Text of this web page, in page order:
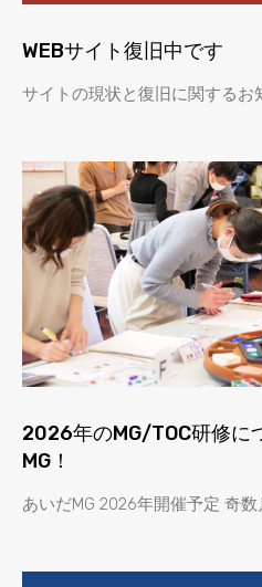
WEBサイト復旧中です
サイトの現状と復旧に関するお
2026年のMG/TOC研修に
MG！
あいだMG 2026年開催予定 奇数